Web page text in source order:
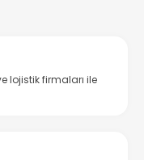
lojistik firmaları ile